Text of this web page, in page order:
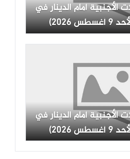
الأجنبية أمام الدينار في
2026)
الأجنبية أمام الدينار في
2026)